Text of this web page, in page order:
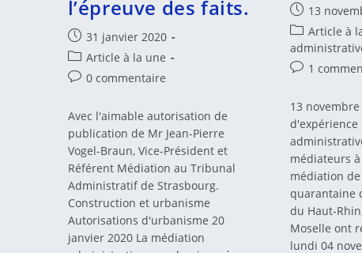
l’épreuve des faits.
Publication
publiée :
31 janvier 2020
Post
category:
Article à la une
Commentaires
la
publication :
0 commentaire
Avec l'aimable autorisation de
publication de Mr Jean-Pierre
Vogel-Braun, Vice-Président et
Référent Médiation au Tribunal
Administratif de Strasbourg.
Construction et urbanisme
Autorisations d'urbanisme 20
janvier 2020 La médiation
Publication
publiée :
13
Post
category:
Article à
la
publication :
1
13
médiateurs
médiation
quarantaine
du Haut-
Moselle ont
lundi 04